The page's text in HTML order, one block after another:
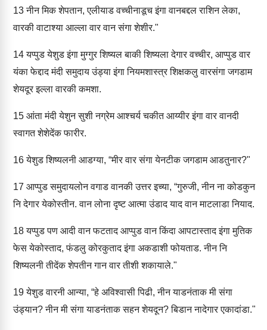
13नीन मिक शेपतान, एलीयाड वच्चीनाडूच इंगा वानबद्दल राशिन लेका,
वारकी वाटाश्या आल्ला वार वान संगा शेशीर."
14यप्पुड येशुड इंगा मुग्गुर शिष्यल बाकी शिष्यला देगार वच्चीर, आप्पुड वार
यंका फेद्दाद मंदी समुदाय उंड्या इंगा नियमशास्त्र शिक्षकलु वारसंगा जगडाम
शेयदूर इल्ला वारकी कमशा.
15 आंता मंदी येशुन सुशी नग्रेम आश्चर्य चकीत आय्यीर इंगा वार वानदी
स्वागत शेशेदेंक फारीर.
16येशुड शिष्यलनी आडग्या, “मीर वार संगा येनटीक जगडाम आडतुनार?"
17 आप्पुड समुदायलोन वगाड वानकी उत्तर इच्या, “गुरुजी, नीन ना कोडकुन
नि देगार येकोस्तीन. वान लोना दृष्ट आत्मा उंडाद याद वान माटलाडा नियाद.
18यप्पुड पण आदी वान फटताद आप्पुड वान किंदा आपटास्ताद इंगा मुतिक
फेस येकोस्ताद, फंडलु कोरकुताद इंगा अकडाशी फोयताड. नीन नि
शिष्यलनी तीदेंक शेपतीन गान वार तीशी शकायाले."
19येशुड वारनी आन्या, “हे अविश्वासी पिढी, नीन याडनंताक मी संगा
उंड्यान? नीन मी संगा याडनंताक सहन शेयदून? बिडान नादेगार एकादांडा."